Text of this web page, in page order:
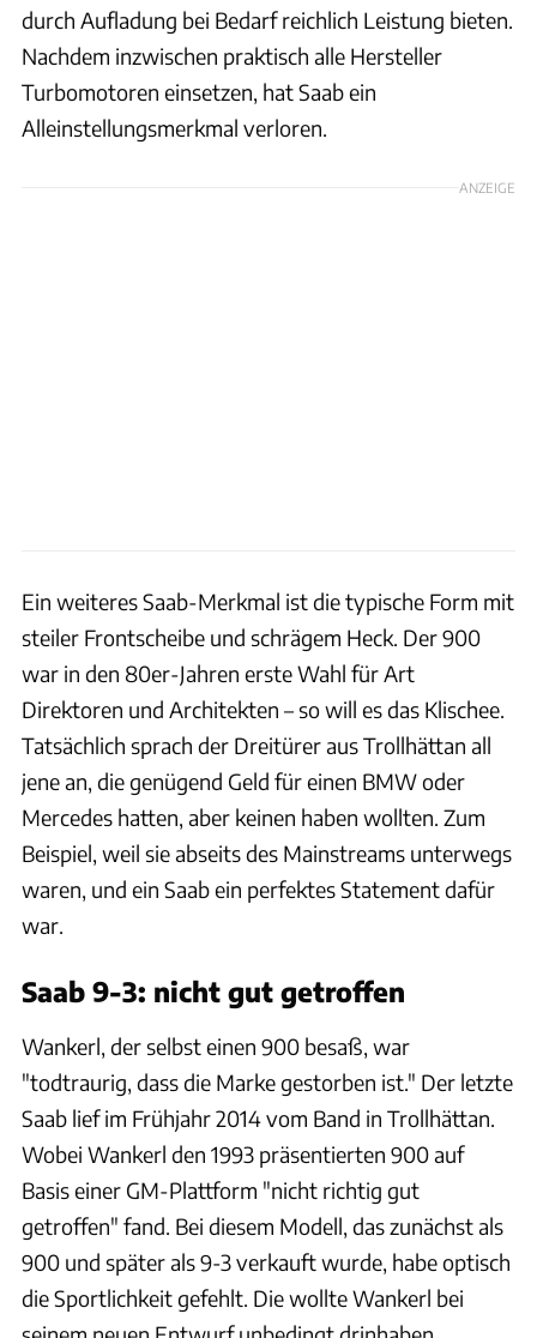
durch Aufladung bei Bedarf reichlich Leistung bieten.
Nachdem inzwischen praktisch alle Hersteller
Turbomotoren einsetzen, hat Saab ein
Alleinstellungsmerkmal verloren.
ANZEIGE
Ein weiteres Saab-Merkmal ist die typische Form mit
steiler Frontscheibe und schrägem Heck. Der 900
war in den 80er-Jahren erste Wahl für Art
Direktoren und Architekten – so will es das Klischee.
Tatsächlich sprach der Dreitürer aus Trollhättan all
jene an, die genügend Geld für einen BMW oder
Mercedes hatten, aber keinen haben wollten. Zum
Beispiel, weil sie abseits des Mainstreams unterwegs
waren, und ein Saab ein perfektes Statement dafür
war.
Saab 9-3: nicht gut getroffen
Wankerl, der selbst einen 900 besaß, war
"todtraurig, dass die Marke gestorben ist." Der letzte
Saab lief im Frühjahr 2014 vom Band in Trollhättan.
Wobei Wankerl den 1993 präsentierten 900 auf
Basis einer GM-Plattform "nicht richtig gut
getroffen" fand. Bei diesem Modell, das zunächst als
900 und später als 9-3 verkauft wurde, habe optisch
die Sportlichkeit gefehlt. Die wollte Wankerl bei